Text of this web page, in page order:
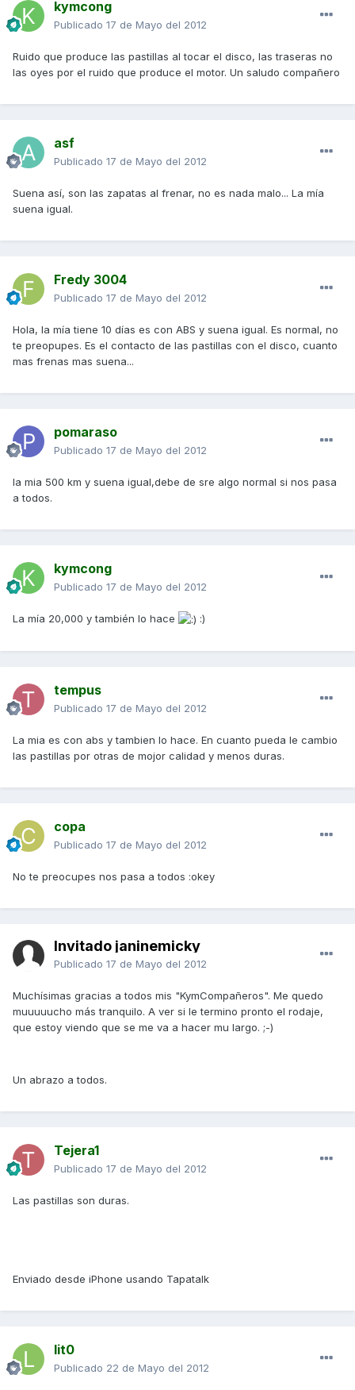
kymcong
Publicado 17 de Mayo del 2012
Ruido que produce las pastillas al tocar el disco, las traseras no
las oyes por el ruido que produce el motor. Un saludo compañero
asf
Publicado 17 de Mayo del 2012
Suena así, son las zapatas al frenar, no es nada malo... La mía
suena igual.
Fredy 3004
Publicado 17 de Mayo del 2012
Hola, la mía tiene 10 días es con ABS y suena igual. Es normal, no
te preopupes. Es el contacto de las pastillas con el disco, cuanto
mas frenas mas suena...
pomaraso
Publicado 17 de Mayo del 2012
la mia 500 km y suena igual,debe de sre algo normal si nos pasa
a todos.
kymcong
Publicado 17 de Mayo del 2012
La mía 20,000 y también lo hace :)
tempus
Publicado 17 de Mayo del 2012
La mia es con abs y tambien lo hace. En cuanto pueda le cambio
las pastillas por otras de mojor calidad y menos duras.
copa
Publicado 17 de Mayo del 2012
No te preocupes nos pasa a todos :okey
Invitado janinemicky
Publicado 17 de Mayo del 2012
Muchísimas gracias a todos mis "KymCompañeros". Me quedo
muuuuucho más tranquilo. A ver si le termino pronto el rodaje,
que estoy viendo que se me va a hacer mu largo. ;-)
Un abrazo a todos.
Tejera1
Publicado 17 de Mayo del 2012
Las pastillas son duras.
Enviado desde iPhone usando Tapatalk
lit0
Publicado 22 de Mayo del 2012